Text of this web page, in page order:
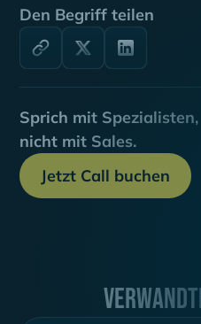
Den Begriff teilen
Sprich mit Spezialisten,
nicht mit Sales.
Jetzt Call buchen